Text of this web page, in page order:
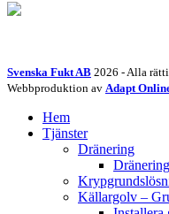
Svenska Fukt AB 2026 - Alla
Webbproduktion av Adapt
Hem
Tjänster
Dränering
Källargolv –